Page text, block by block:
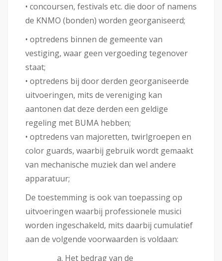
• concoursen, festivals etc. die door of namens
de KNMO (bonden) worden georganiseerd;
• optredens binnen de gemeente van
vestiging, waar geen vergoeding tegenover
staat;
• optredens bij door derden georganiseerde
uitvoeringen, mits de vereniging kan
aantonen dat deze derden een geldige
regeling met BUMA hebben;
• optredens van majoretten, twirlgroepen en
color guards, waarbij gebruik wordt gemaakt
van mechanische muziek dan wel andere
apparatuur;
De toestemming is ook van toepassing op
uitvoeringen waarbij professionele musici
worden ingeschakeld, mits daarbij cumulatief
aan de volgende voorwaarden is voldaan:
Het bedrag van de